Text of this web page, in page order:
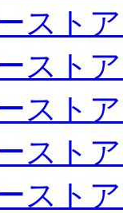
スト
スト
スト
スト
スト